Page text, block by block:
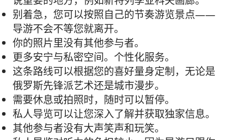
别着急，您可以按照自己的节奏游览景点——
导游不会不等您就离开。
你的照片里没有其他参与者。
更多安宁与私密空间。个性化服务。
这条路线可以根据您的喜好量身定制，无论是
俄罗斯先锋派艺术还是城市漫步。
需要休息或拍照时，随时可以暂停。
私人导览可以让您深入了解并获取独家信息。
其他参与者没有大声笑声和玩笑。